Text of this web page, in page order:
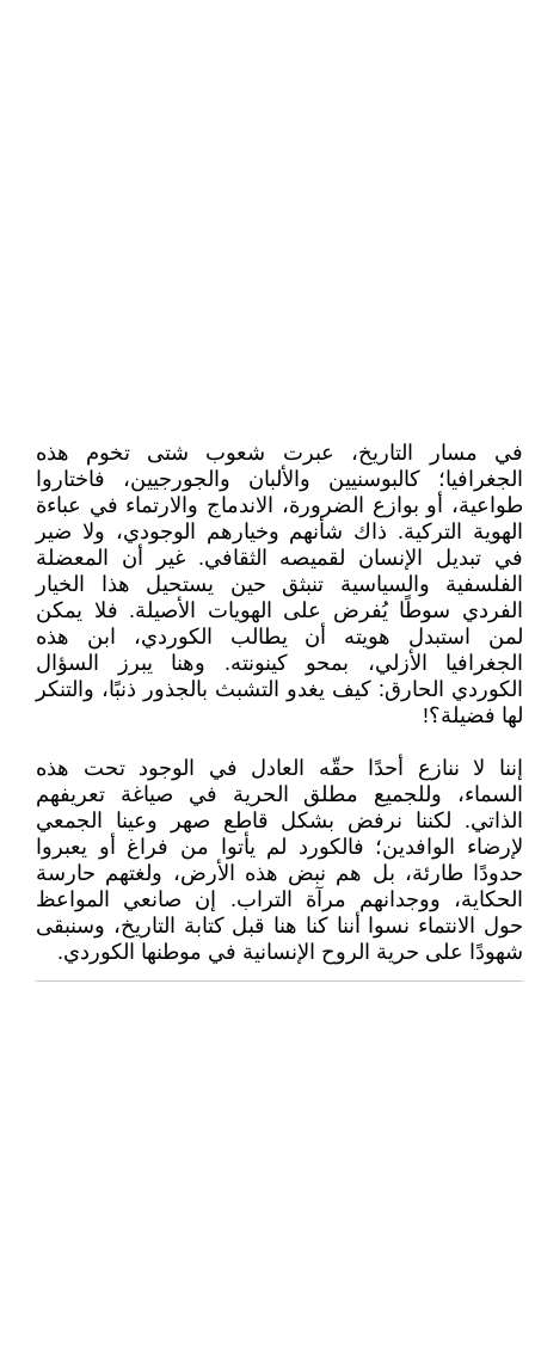
في مسار التاريخ، عبرت شعوب شتى تخوم هذه
الجغرافيا؛ كالبوسنيين والألبان والجورجيين، فاختاروا
طواعية، أو بوازع الضرورة، الاندماج والارتماء في عباءة
الهوية التركية. ذاك شأنهم وخيارهم الوجودي، ولا ضير
في تبديل الإنسان لقميصه الثقافي. غير أن المعضلة
الفلسفية والسياسية تنبثق حين يستحيل هذا الخيار
الفردي سوطًا يُفرض على الهويات الأصيلة. فلا يمكن
لمن استبدل هويته أن يطالب الكوردي، ابن هذه
الجغرافيا الأزلي، بمحو كينونته. وهنا يبرز السؤال
الكوردي الحارق: كيف يغدو التشبث بالجذور ذنبًا، والتنكر
لها فضيلة؟!
إننا لا ننازع أحدًا حقّه العادل في الوجود تحت هذه
السماء، وللجميع مطلق الحرية في صياغة تعريفهم
الذاتي. لكننا نرفض بشكل قاطع صهر وعينا الجمعي
لإرضاء الوافدين؛ فالكورد لم يأتوا من فراغ أو يعبروا
حدودًا طارئة، بل هم نبض هذه الأرض، ولغتهم حارسة
الحكاية، ووجدانهم مرآة التراب. إن صانعي المواعظ
حول الانتماء نسوا أننا كنا هنا قبل كتابة التاريخ، وسنبقى
شهودًا على حرية الروح الإنسانية في موطنها الكوردي.